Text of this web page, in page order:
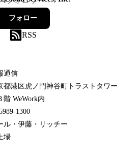
フォロー
RSS
通信
都港区虎ノ門神谷町トラストタワー
階 WeWork内
1300
ル・伊藤・リッチー
場